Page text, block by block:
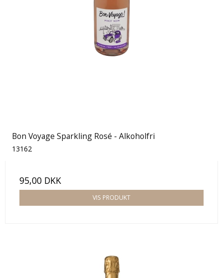
Bon Voyage Sparkling Rosé - Alkoholfri
13162
95,00 DKK
VIS PRODUKT